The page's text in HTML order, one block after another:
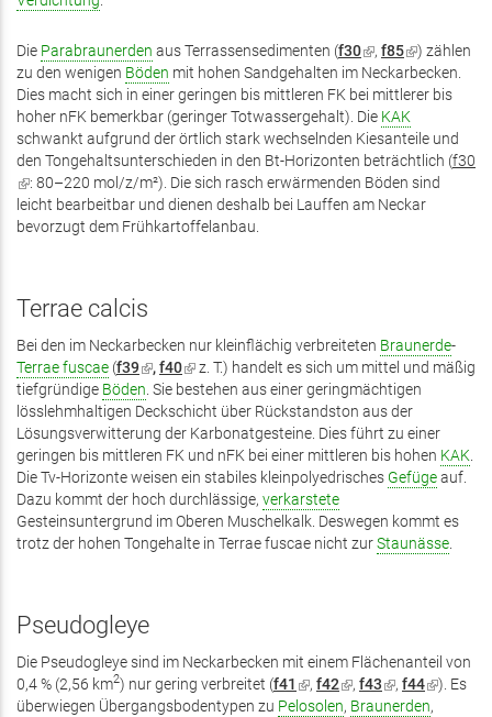
Die Parabraunerden aus Terrassensedimenten (f30(Link
ist
extern)
, f85(Link
ist
extern)
) zählen
zu den wenigen Böden mit hohen Sandgehalten im Neckarbecken.
Dies macht sich in einer geringen bis mittleren FK bei mittlerer bis
hoher nFK bemerkbar (geringer Totwassergehalt). Die KAK
schwankt aufgrund der örtlich stark wechselnden Kiesanteile und
den Tongehaltsunterschieden in den Bt-Horizonten beträchtlich (f30
(Link
ist
extern)
: 80–220 mol/z/m²). Die sich rasch erwärmenden Böden sind
leicht bearbeitbar und dienen deshalb bei Lauffen am Neckar
bevorzugt dem Frühkartoffelanbau.
Terrae calcis
Bei den im Neckarbecken nur kleinflächig verbreiteten Braunerde-
Terrae fuscae (f39(Link
ist
extern)
,f40(Link
ist
extern)
z. T.) handelt es sich um mittel und mäßig
tiefgründige Böden. Sie bestehen aus einer geringmächtigen
lösslehmhaltigen Deckschicht über Rückstandston aus der
Lösungsverwitterung der Karbonatgesteine. Dies führt zu einer
geringen bis mittleren FK und nFK bei einer mittleren bis hohen KAK.
Die Tv-Horizonte weisen ein stabiles kleinpolyedrisches Gefügeauf.
Dazu kommt der hoch durchlässige, verkarstete
Gesteinsuntergrund im Oberen Muschelkalk. Deswegen kommt es
trotz der hohen Tongehalte in Terrae fuscae nicht zurStaunässe.
Pseudogleye
Die Pseudogleye sind im Neckarbecken mit einem Flächenanteil von
0,4 % (2,56 km2) nur gering verbreitet (f41 (Link
ist
, f42(Link
ist
, f43(Link
ist
, f44(Link
ist
). Es
überwiegen Übergangsbodentypen zu Pelosolen, Braunerden,